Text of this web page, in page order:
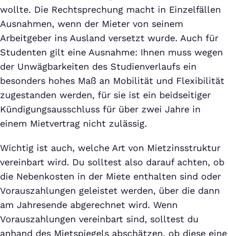
wollte. Die Rechtsprechung macht in Einzelfällen
Ausnahmen, wenn der Mieter von seinem
Arbeitgeber ins Ausland versetzt wurde. Auch für
Studenten gilt eine Ausnahme: Ihnen muss wegen
der Unwägbarkeiten des Studienverlaufs ein
besonders hohes Maß an Mobilität und Flexibilität
zugestanden werden, für sie ist ein beidseitiger
Kündigungsausschluss für über zwei Jahre in
einem Mietvertrag nicht zulässig.
Wichtig ist auch, welche Art von Mietzinsstruktur
vereinbart wird. Du solltest also darauf achten, ob
die Nebenkosten in der Miete enthalten sind oder
Vorauszahlungen geleistet werden, über die dann
am Jahresende abgerechnet wird. Wenn
Vorauszahlungen vereinbart sind, solltest du
anhand des Mietspiegels abschätzen, ob diese eine